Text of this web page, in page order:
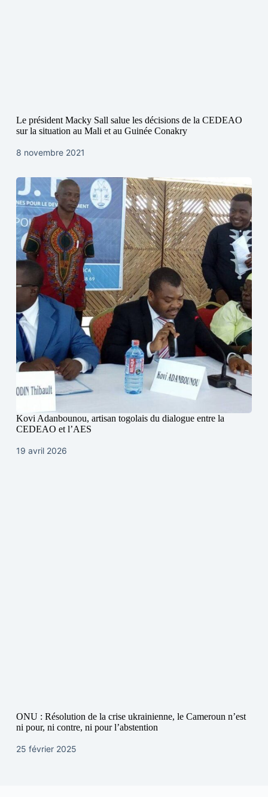
Le président Macky Sall salue les décisions de la CEDEAO
sur la situation au Mali et au Guinée Conakry
8 novembre 2021
Kovi Adanbounou, artisan togolais du dialogue entre la
CEDEAO et l’AES
19 avril 2026
ONU : Résolution de la crise ukrainienne, le Cameroun n’est
ni pour, ni contre, ni pour l’abstention
25 février 2025